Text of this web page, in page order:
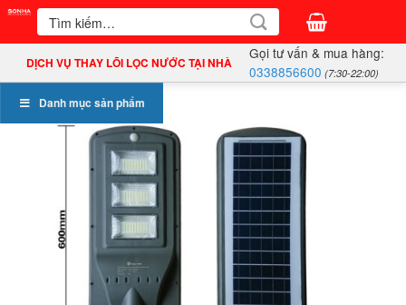
Bỏ
dung
Tìm
kiếm:
DỊCH VỤ THAY LÕI LỌC NƯỚC TẠI NHÀ
Gọi tư vấn & mua hàng:
0338856600 (7:30-22:00)
Danh mục sản phẩm